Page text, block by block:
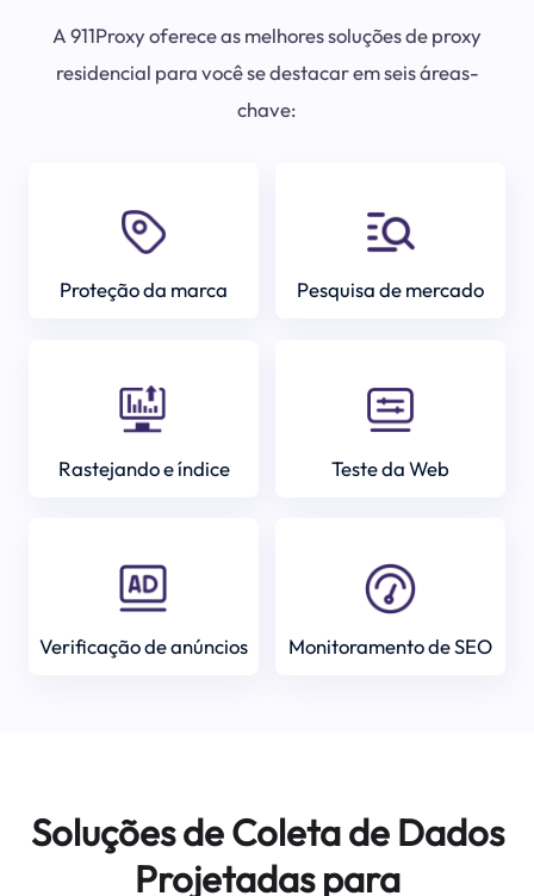
A 911Proxy oferece as melhores soluções de proxy
residencial para você se destacar em seis áreas-
chave:
Proteção da marca Pesquisa de mercado
Rastejando e índice Teste da Web
Verificação de anúncios Monitoramento de SEO
Soluções de Coleta de Dados
Projetadas para